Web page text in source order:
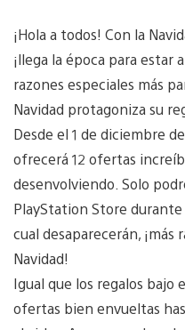
¡Hola a todos! Con la
¡llega la época para estar
razones especiales más
Navidad protagoniza su
Desde el 1 de diciembre
ofrecerá 12 ofertas
desenvolviendo. Solo
PlayStation Store
cual desaparecerán,
Navidad!
Igual que los regalos bajo
ofertas bien envueltas